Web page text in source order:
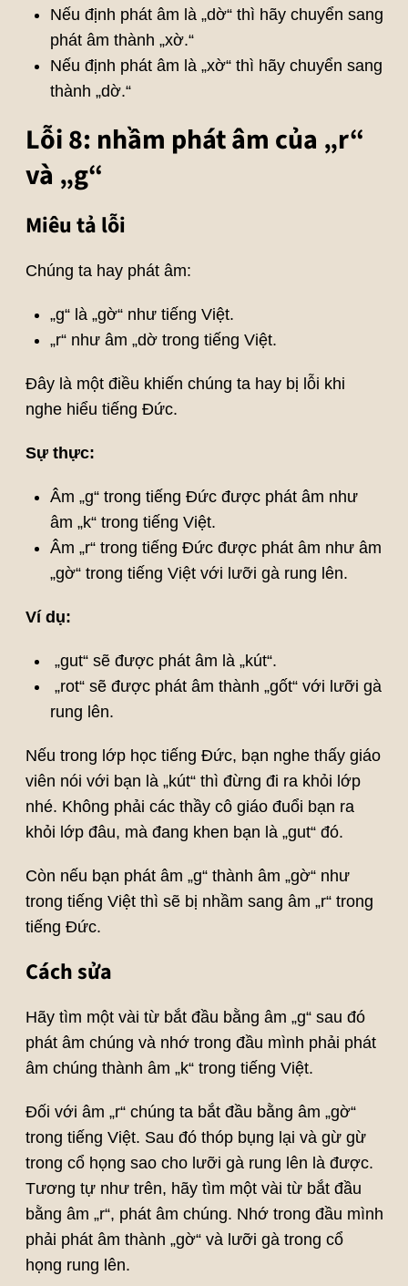
Nếu định phát âm là „dờ“ thì hãy chuyển sang
phát âm thành „xờ.“
Nếu định phát âm là „xờ“ thì hãy chuyển sang
thành „dờ.“
Lỗi 8: nhầm phát âm của „r“
và „g“
Miêu tả lỗi
Chúng ta hay phát âm:
„g“ là „gờ“ như tiếng Việt.
„r“ như âm „dờ trong tiếng Việt.
Đây là một điều khiến chúng ta hay bị lỗi khi
nghe hiểu tiếng Đức.
Sự thực:
Âm „g“ trong tiếng Đức được phát âm như
âm „k“ trong tiếng Việt.
Âm „r“ trong tiếng Đức được phát âm như âm
„gờ“ trong tiếng Việt với lưỡi gà rung lên.
Ví dụ:
„gut“ sẽ được phát âm là „kút“.
„rot“ sẽ được phát âm thành „gốt“ với lưỡi gà
rung lên.
Nếu trong lớp học tiếng Đức, bạn nghe thấy giáo
viên nói với bạn là „kút“ thì đừng đi ra khỏi lớp
nhé. Không phải các thầy cô giáo đuổi bạn ra
khỏi lớp đâu, mà đang khen bạn là „gut“ đó.
Còn nếu bạn phát âm „g“ thành âm „gờ“ như
trong tiếng Việt thì sẽ bị nhầm sang âm „r“ trong
tiếng Đức.
Cách sửa
Hãy tìm một vài từ bắt đầu bằng âm „g“ sau đó
phát âm chúng và nhớ trong đầu mình phải phát
âm chúng thành âm „k“ trong tiếng Việt.
Đối với âm „r“ chúng ta bắt đầu bằng âm „gờ“
trong tiếng Việt. Sau đó thóp bụng lại và gừ gừ
trong cổ họng sao cho lưỡi gà rung lên là được.
Tương tự như trên, hãy tìm một vài từ bắt đầu
bằng âm „r“, phát âm chúng. Nhớ trong đầu mình
phải phát âm thành „gờ“ và lưỡi gà trong cổ
họng rung lên.